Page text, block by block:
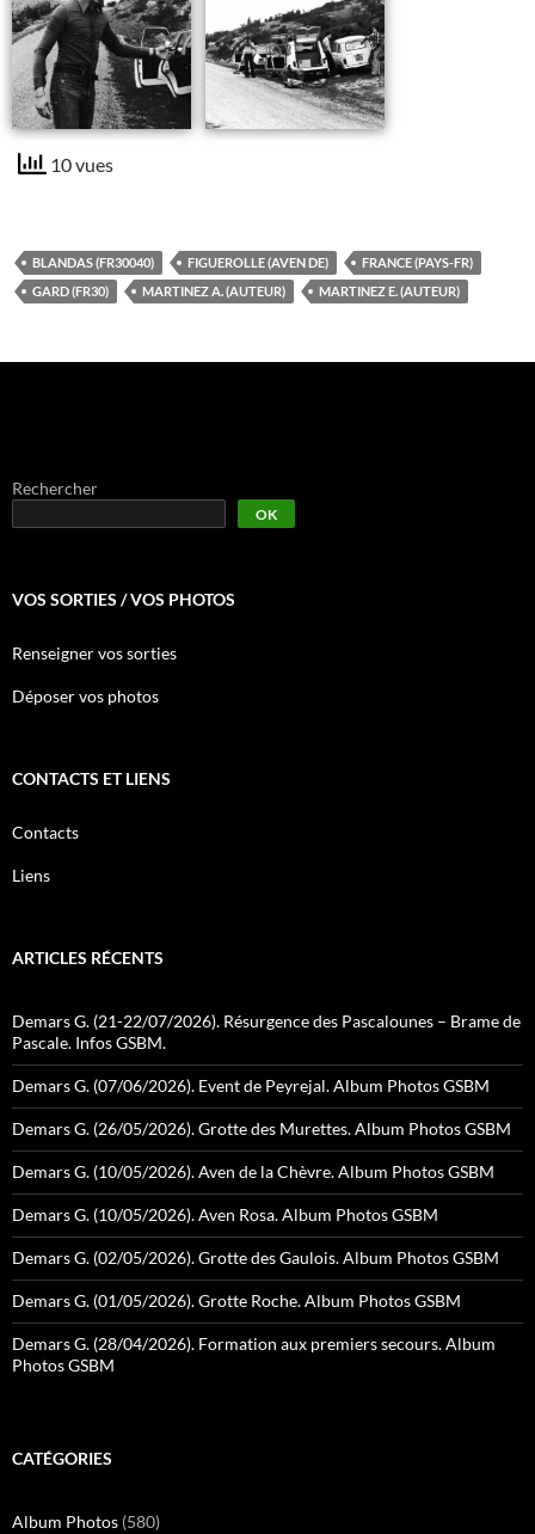
10 vues
BLANDAS (FR30040) FIGUEROLLE (AVEN DE)
FRANCE (PAYS-FR)
GARD (FR30)
MARTINEZ A. (AUTEUR) MARTINEZ E. (AUTEUR)
Rechercher
OK
VOS SORTIES / VOS PHOTOS
Renseigner vos sorties
Déposer vos photos
CONTACTS ET LIENS
Contacts
Liens
ARTICLES RÉCENTS
Demars G. (21-22/07/2026). Résurgence des Pascalounes – Brame de
Pascale. Infos GSBM.
Demars G. (07/06/2026). Event de Peyrejal. Album Photos GSBM
Demars G. (26/05/2026). Grotte des Murettes. Album Photos GSBM
Demars G. (10/05/2026). Aven de la Chèvre. Album Photos GSBM
Demars G. (10/05/2026). Aven Rosa. Album Photos GSBM
Demars G. (02/05/2026). Grotte des Gaulois. Album Photos GSBM
Demars G. (01/05/2026). Grotte Roche. Album Photos GSBM
Demars G. (28/04/2026). Formation aux premiers secours. Album
Photos GSBM
CATÉGORIES
Album Photos (580)